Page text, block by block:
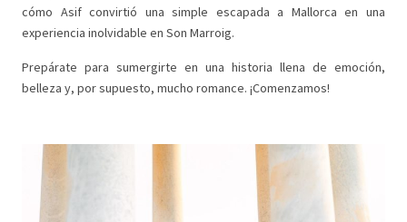
cómo Asif convirtió una simple escapada a Mallorca en una
experiencia inolvidable en Son Marroig.
Prepárate para sumergirte en una historia llena de emoción,
belleza y, por supuesto, mucho romance. ¡Comenzamos!